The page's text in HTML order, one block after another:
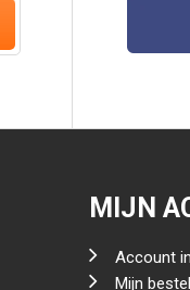
MIJN
Account
Mijn